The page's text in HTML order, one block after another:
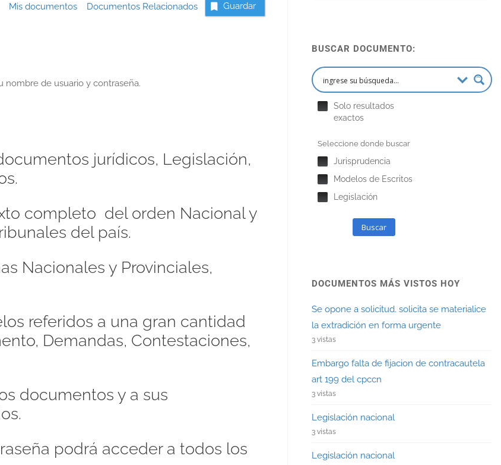
Mis documentosDocumentos Relacionados Guardar
nombre de usuario y contraseña.
jurídicos, Legislación,
completo del orden Nacional y
del país.
Nacionales y Provinciales,
referidos a una gran cantidad
Demandas, Contestaciones,
documentos y a sus
podrá acceder a todos los
BUSCAR DOCUMENTO:
Solo resultados
exactos
Seleccione donde buscar
Jurisprudencia
Modelos de Escritos
Legislación
Buscar
DOCUMENTOS MÁS VISTOS HOY
Se opone a solicitud. solicita se materialice
la extradición en forma urgente
3 vistas
Embargo falta de fijacion de contracautela
art 199 del cpccn
3 vistas
Legislación nacional
3 vistas
Legislación nacional